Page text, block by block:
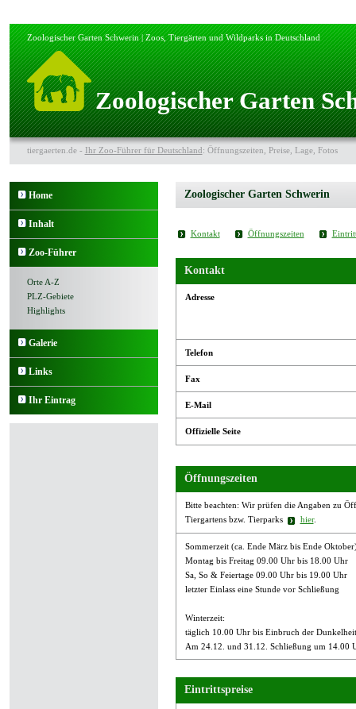
Zoologischer Garten Schwerin | Zoos, Tiergärten und Wildparks in Deutschland
Zoologischer Garten
tiergaerten.de - Ihr Zoo-Führer für Deutschland: Öffnungszeiten, Preise, Lage, Fotos
Home
Inhalt
Zoo-Führer
Orte A-Z
PLZ-Gebiete
Highlights
Galerie
Links
Ihr Eintrag
Zoologischer Garten Schwerin
Kontakt Öffnungszeiten
Kontakt
Adresse
Telefon
Fax
E-Mail
Offizielle Seite
Öffnungszeiten
Bitte beachten: Wir prüfen die Angaben zu
Tiergartens bzw. Tierparks
hier.
Sommerzeit (ca. Ende März bis Ende
Montag bis Freitag 09.00 Uhr bis 18.00 Uhr
Sa, So & Feiertage 09.00 Uhr bis 19.00 Uhr
letzter Einlass eine Stunde vor Schließung
Winterzeit:
täglich 10.00 Uhr bis Einbruch der
Am 24.12. und 31.12. Schließung um 14.00
Eintrittspreise